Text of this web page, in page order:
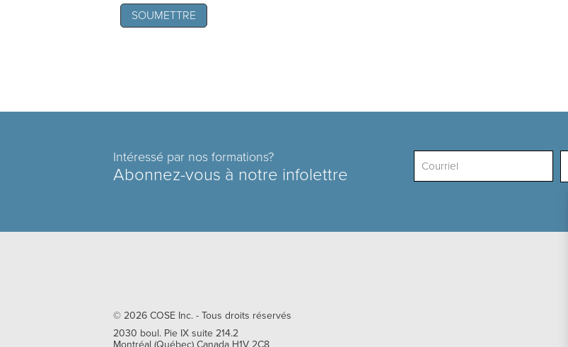
Intéressé par nos formations?
Abonnez-vous à notre infolettre
© 2026 COSE Inc.- Tous droits réservés
2030 boul. Pie IX suite 214.2
Montréal (Québec) Canada H1V 2C8